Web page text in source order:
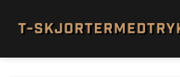
content